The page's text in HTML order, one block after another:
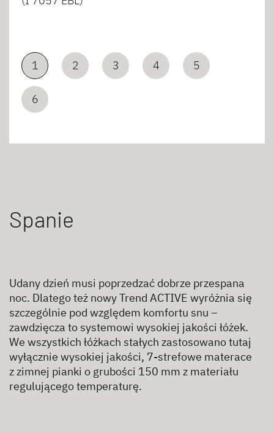
1 2 3 4 5
6
Spanie
Udany dzień musi poprzedzać dobrze przespana
noc. Dlatego też nowy Trend ACTIVE wyróżnia się
szczególnie pod względem komfortu snu –
zawdzięcza to systemowi wysokiej jakości łóżek.
We wszystkich łóżkach stałych zastosowano tutaj
wyłącznie wysokiej jakości, 7-strefowe materace
z zimnej pianki o grubości 150 mm z materiału
regulującego temperaturę.